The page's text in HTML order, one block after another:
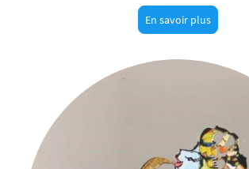
En savoir plus